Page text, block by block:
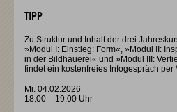
TIPP
Zu Struktur und Inhalt der drei
»Modul I: Einstieg: Form«, »Modul II:
in der Bildhauerei« und »Modul III:
findet ein kostenfreies Infogespräch per
Mi. 04.02.2026
18:00 – 19:00 Uhr